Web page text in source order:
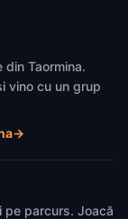
Taormina.
vino cu un grup
→
pe parcurs. Joacă